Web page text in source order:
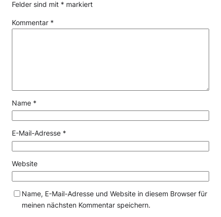
Felder sind mit * markiert
Kommentar *
Name *
E-Mail-Adresse *
Website
Name, E-Mail-Adresse und Website in diesem Browser für
meinen nächsten Kommentar speichern.